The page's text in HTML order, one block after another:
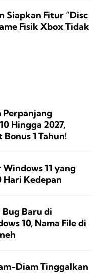
Siapkan Fitur “Disc
Fisik Xbox Tidak
Perpanjang
Hingga 2027,
1 Tahun!
11 yang
Hari Kedepan
Baru di
10, Nama File di
Diam Tinggalkan